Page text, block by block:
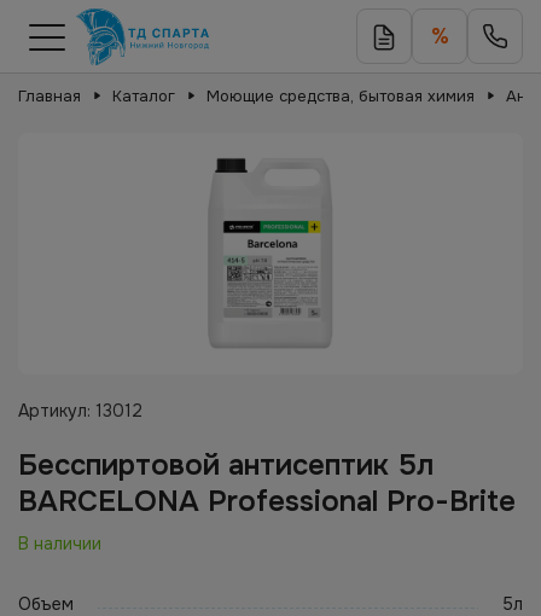
%
Главная Каталог Моющие средства, бытовая химия
Артикул: 13012
Бесспиртовой антисептик 5л
BARCELONA Professional Pro-Brite
В наличии
Объем
5л